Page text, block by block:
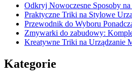
Odkryj Nowoczesne Sposoby
Praktyczne Triki na Stylowe
Przewodnik do Wyboru
Zmywarki do zabudowy:
Kreatywne Triki na Urządzanie
Kategorie